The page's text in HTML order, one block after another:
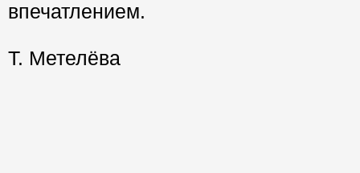
впечатлением.
Т. Метелёва